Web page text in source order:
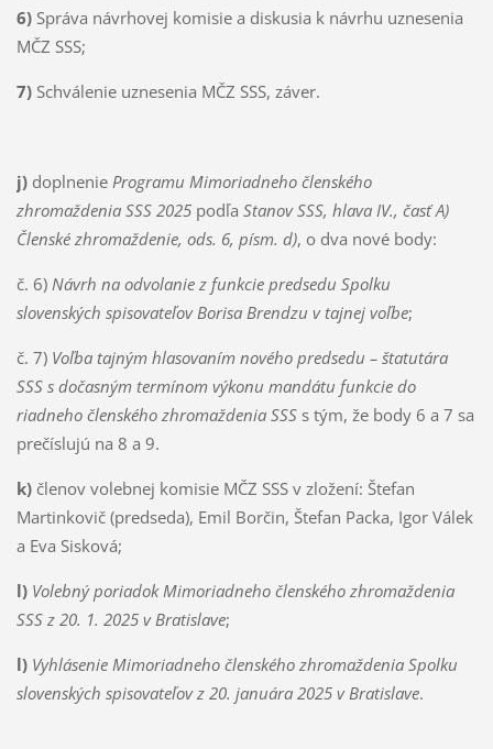
6)Správa návrhovej komisie a diskusia k návrhu uznesenia
MČZ SSS;
7)Schválenie uznesenia MČZ SSS, záver.
j) doplnenie Programu Mimoriadneho členského
zhromaždenia SSS 2025 podľa Stanov SSS, hlava IV., časť A)
Členské zhromaždenie, ods. 6, písm. d), o dva nové body:
č. 6) Návrh na odvolanie z funkcie predsedu Spolku
slovenských spisovateľov Borisa Brendzu v tajnej voľbe;
č. 7) Voľba tajným hlasovaním nového predsedu – štatutára
SSS s dočasným termínom výkonu mandátu funkcie do
riadneho členského zhromaždenia SSSs tým, že body 6 a 7 sa
prečíslujú na 8 a 9.
k)členov volebnej komisie MČZ SSS v zložení: Štefan
Martinkovič (predseda), Emil Borčin, Štefan Packa, Igor Válek
a Eva Sisková;
l)Volebný poriadok Mimoriadneho členského zhromaždenia
SSS z 20. 1. 2025 v Bratislave;
l) Vyhlásenie Mimoriadneho členského zhromaždenia Spolku
slovenských spisovateľov z 20. januára 2025 v Bratislave.